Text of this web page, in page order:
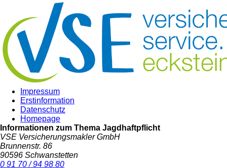
Impressum
Erstinformation
Datenschutz
Homepage
Informationen zum Thema Jagdhaftpflicht
VSE Versicherungsmakler GmbH
Brunnenstr. 86
90596 Schwanstetten
0 91 70 / 94 98 80